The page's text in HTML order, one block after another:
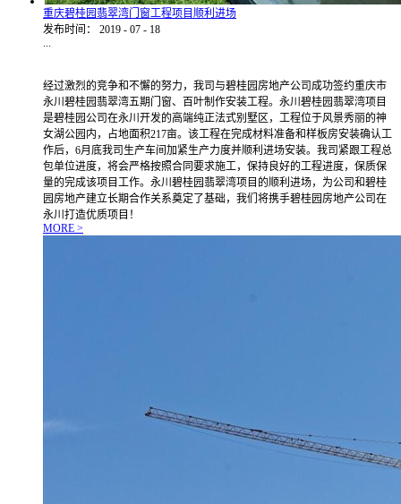
重庆碧桂园翡翠湾门窗工程项目顺利进场
发布时间：
2019 - 07 - 18
...
经过激烈的竞争和不懈的努力，我司与碧桂园房地产公司成功签约重庆市
永川碧桂园翡翠湾五期门窗、百叶制作安装工程。永川碧桂园翡翠湾项目
是碧桂园公司在永川开发的高端纯正法式别墅区，工程位于风景秀丽的神
女湖公园内，占地面积217亩。该工程在完成材料准备和样板房安装确认工
作后，6月底我司生产车间加紧生产力度并顺利进场安装。我司紧跟工程总
包单位进度，将会严格按照合同要求施工，保持良好的工程进度，保质保
量的完成该项目工作。永川碧桂园翡翠湾项目的顺利进场，为公司和碧桂
园房地产建立长期合作关系奠定了基础，我们将携手碧桂园房地产公司在
永川打造优质项目！
MORE >